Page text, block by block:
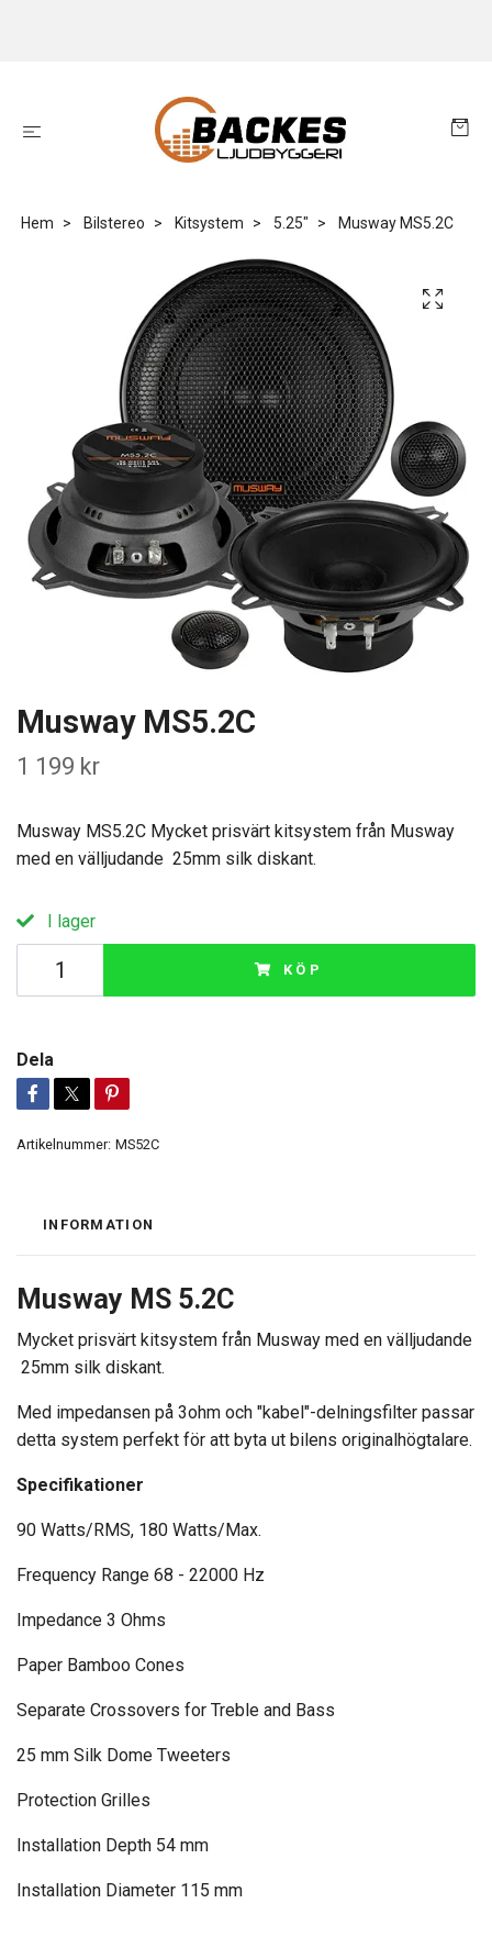
Hem Bilstereo Kitsystem 5.25" Musway MS5.2C
Musway MS5.2C
1 199 kr
Musway MS5.2C Mycket prisvärt kitsystem från Musway
med en välljudande 25mm silk diskant.
I lager
KÖP
Dela
Artikelnummer: MS52C
INFORMATION
Musway MS 5.2C
Mycket prisvärt kitsystem från Musway med en välljudande
25mm silk diskant.
Med impedansen på 3ohm och "kabel"-delningsfilter passar
detta system perfekt för att byta ut bilens originalhögtalare.
Specifikationer
90 Watts/RMS, 180 Watts/Max.
Frequency Range 68 - 22000 Hz
Impedance 3 Ohms
Paper Bamboo Cones
Separate Crossovers for Treble and Bass
25 mm Silk Dome Tweeters
Protection Grilles
Installation Depth 54 mm
Installation Diameter 115 mm